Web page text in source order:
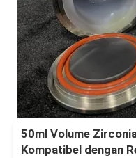
50ml Volume
Kompatibel dengan